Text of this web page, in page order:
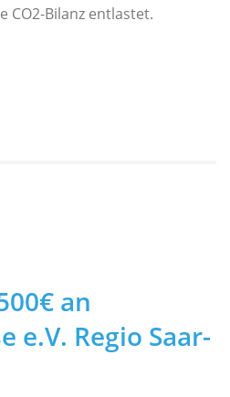
CO2-Bilanz entlastet.
an
e.V. Regio Saar-